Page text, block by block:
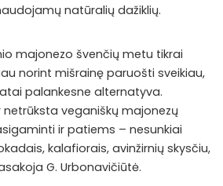
natūralių dažiklių.
majonezo švenčių metu tikrai
norint mišrainę paruošti sveikiau,
palankesne alternatyva.
veganiškų majonezų
ir patiems – nesunkiai
kalafiorais, avinžirnių skysčiu,
G. Urbonavičiūtė.